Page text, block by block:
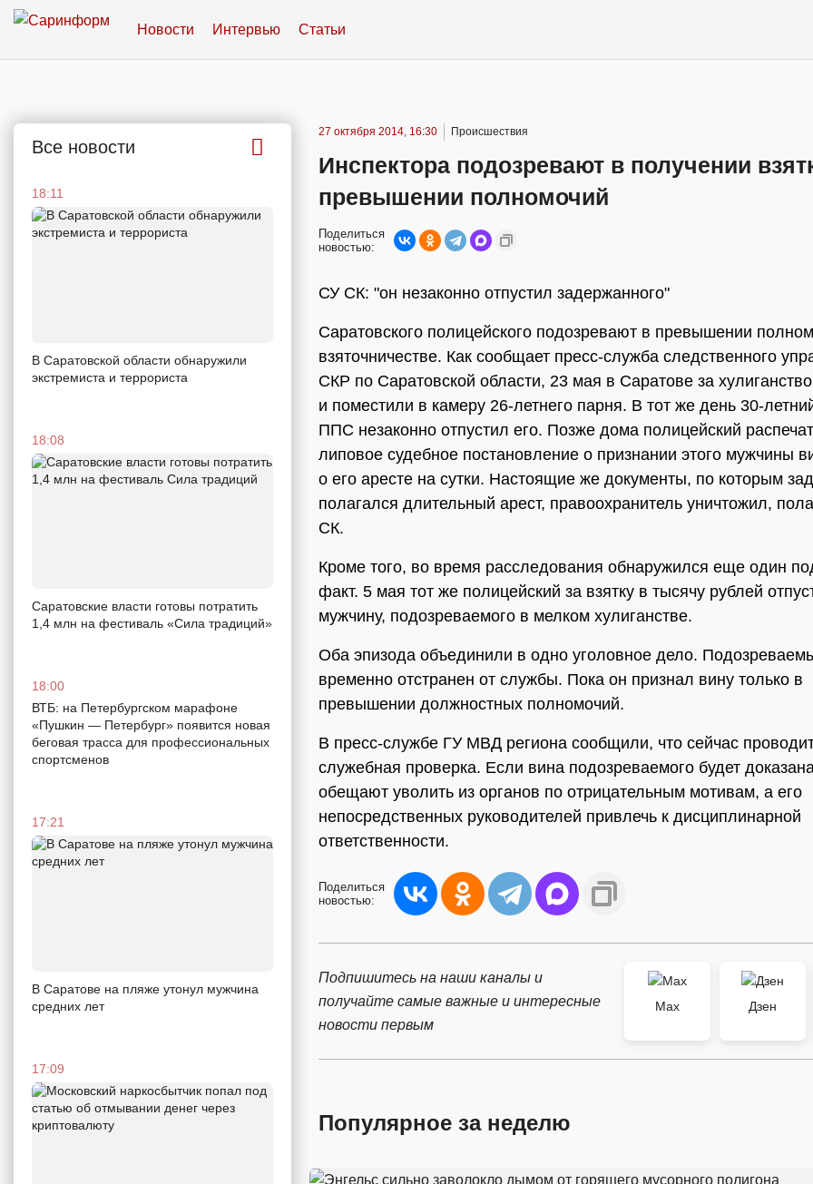
Новости Интервью Статьи
Все новости
18:11
В Саратовской области обнаружили
экстремиста и террориста
18:08
Саратовские власти готовы потратить
1,4 млн на фестиваль «Сила традиций»
18:00
ВТБ: на Петербургском марафоне
«Пушкин — Петербург» появится новая
беговая трасса для профессиональных
спортсменов
17:21
В Саратове на пляже утонул мужчина
средних лет
17:09
27 октября 2014, 16:30 Происшествия
Инспектора подозревают в получении
превышении полномочий
Поделиться
новостью:
СУ СК: "он незаконно отпустил задержанного"
Саратовского полицейского подозревают в превышении
взяточничестве. Как сообщает пресс-служба следственного
СКР по Саратовской области, 23 мая в Саратове за
и поместили в камеру 26-летнего парня. В тот же день 30-
ППС незаконно отпустил его. Позже дома полицейский
липовое судебное постановление о признании этого мужчины
о его аресте на сутки. Настоящие же документы, по которым
полагался длительный арест, правоохранитель уничтожил,
СК.
Кроме того, во время расследования обнаружился еще один
факт. 5 мая тот же полицейский за взятку в тысячу рублей
мужчину, подозреваемого в мелком хулиганстве.
Оба эпизода объединили в одно уголовное дело.
временно отстранен от службы. Пока он признал вину только в
превышении должностных полномочий.
В пресс-службе ГУ МВД региона сообщили, что сейчас
служебная проверка. Если вина подозреваемого будет
обещают уволить из органов по отрицательным мотивам, а его
непосредственных руководителей привлечь к дисциплинарной
ответственности.
Поделиться
новостью:
Подпишитесь на наши каналы и
получайте самые важные и интересные
новости первым
Max
Дзен
Популярное за неделю